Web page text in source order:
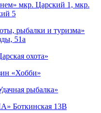
мкр. Царский 1, мкр.
5
рыбалки и туризма»
51а
охота»
«Хобби»
рыбалка»
Боткинская 13В